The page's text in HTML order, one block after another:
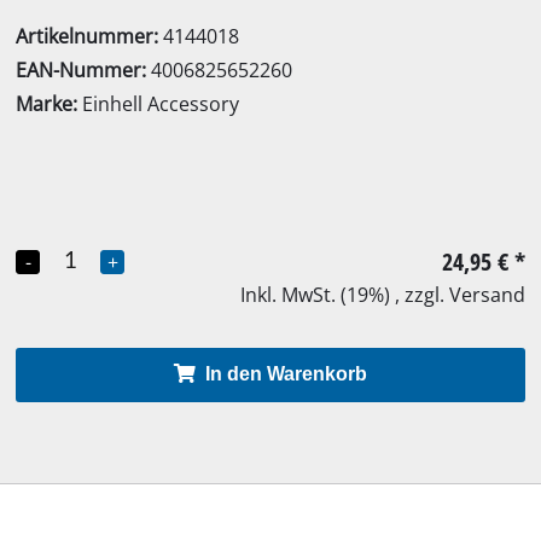
Artikelnummer:4144018
EAN-Nummer:4006825652260
Marke: Einhell Accessory
- + 24,95 €*
Inkl. MwSt. (19%) , zzgl. Versand
In den Warenkorb